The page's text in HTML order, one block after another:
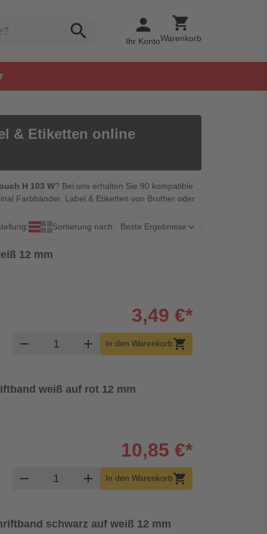
search person
Ihr Konto
shopping_cart
Warenkorb
& Etiketten online
H 103 W? Bei uns erhalten Sie 90 kompatible
Farbbänder, Label & Etiketten von Brother oder
Sortierung nach:
12 mm
3,49 €*
remove Produkt Warenkorb Menge
add In den Warenkorbshopping_cart
weiß auf rot 12 mm
10,85 €*
remove Produkt Warenkorb Menge
add In den Warenkorbshopping_cart
schwarz auf weiß 12 mm